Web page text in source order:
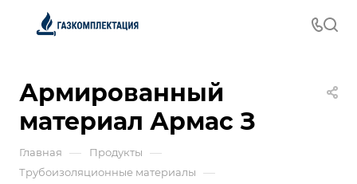
Армированный
материал Армас З
Главная — Продукты —
Трубоизоляционные материалы —